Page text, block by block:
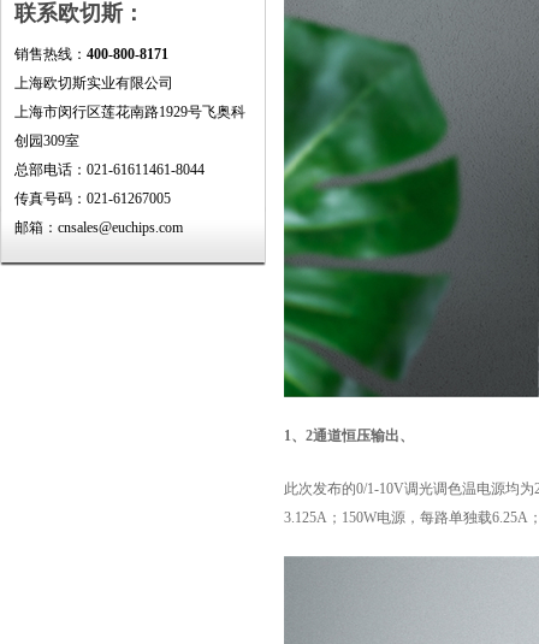
联系欧切斯：
销售热线： 400-800-8171
上海欧切斯实业有限公司
上海市闵行区莲花南路1929号飞奥科
创园309室
总部电话：021-61611461-8044
传真号码：021-61267005
邮箱：cnsales@euchips.com
1、 2通道恒压输出、
此次发布的0/1-10V调光调色温电源均
3.125A；150W电源，每路单独载